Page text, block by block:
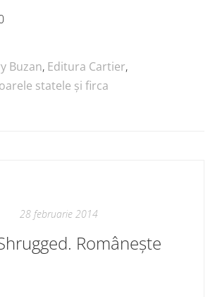
Buzan, Editura Cartier,
statele și firca
28 februarie 2014
Românește